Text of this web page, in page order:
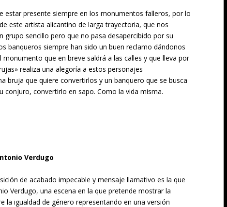
estar presente siempre en los monumentos falleros, por lo
este artista alicantino de larga trayectoria, que nos
grupo sencillo pero que no pasa desapercibido por su
banqueros siempre han sido un buen reclamo dándonos
monumento que en breve saldrá a las calles y que lleva por
realiza una alegoría a estos personajes
bruja que quiere convertirlos y un banquero que se busca
conjuro, convertirlo en sapo. Como la vida misma.
Verdugo
de acabado impecable y mensaje llamativo es la que
Verdugo, una escena en la que pretende mostrar la
la igualdad de género representando en una versión